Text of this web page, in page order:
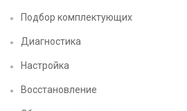
Подбор комплектующих
Диагностика
Настройка
Восстановление